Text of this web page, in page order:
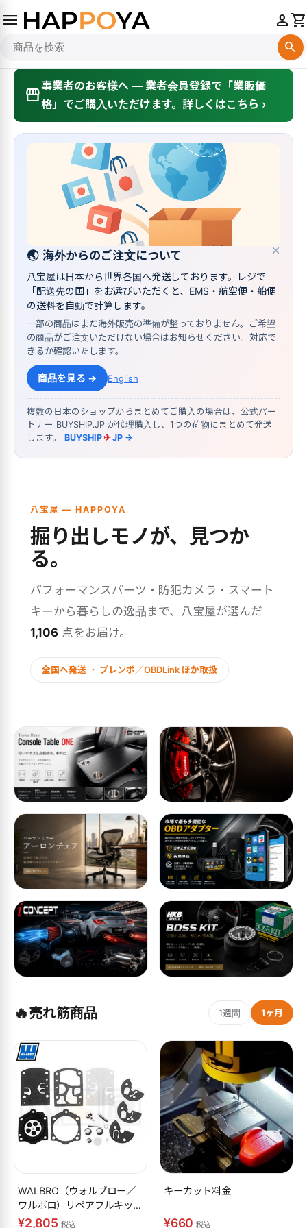
menu
search
personshopping_cart
storefront事業者のお客様へ — 業者会員登録で「業販価
格」でご購入いただけます。詳しくはこちら ›
×
🌏 海外からのご注文について
八宝屋は日本から世界各国へ発送しております。レジで
「配送先の国」をお選びいただくと、EMS・航空便・船便
の送料を自動で計算します。
一部の商品はまだ海外販売の準備が整っておりません。ご希望
の商品がご注文いただけない場合はお知らせください。対応で
きるか確認いたします。
商品を見る → English
複数の日本のショップからまとめてご購入の場合は、公式パー
トナー BUYSHIP.JP が代理購入し、1つの荷物にまとめて発送
します。 BUYSHIP✈JP →
八宝屋 — HAPPOYA
掘り出しモノが、見つか
る。
パフォーマンスパーツ・防犯カメラ・スマート
キーから暮らしの逸品まで、八宝屋が選んだ
1,106 点をお届け。
全国へ発送 ・ ブレンボ／OBDLink ほか取扱
🔥売れ筋商品 1週間 1ヶ月
WALBRO（ウォルブロー／
ワルボロ）リペアフルキット
K10-WB
¥2,805 税込
キーカット料金
¥660税込